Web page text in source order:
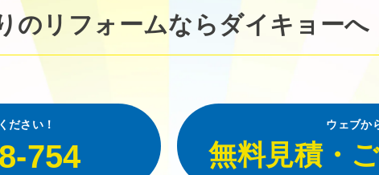
のリフォームならダイキョーへ
ださい！
754
ウェブか
無料見積・